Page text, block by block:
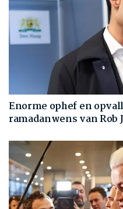
Enorme ophef en
ramadanwens van Rob